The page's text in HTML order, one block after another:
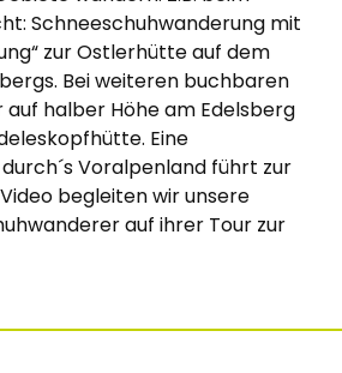
Schneeschuhwanderung mit
zur Ostlerhütte auf dem
Bei weiteren buchbaren
auf halber Höhe am Edelsberg
Eine
Voralpenland führt zur
begleiten wir unsere
auf ihrer Tour zur